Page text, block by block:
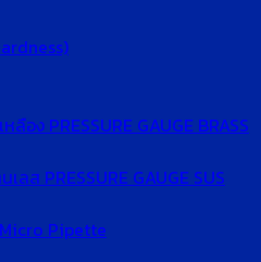
อง PRESSURE GAUGE BRASS
ลส PRESSURE GAUGE SUS
Pipette